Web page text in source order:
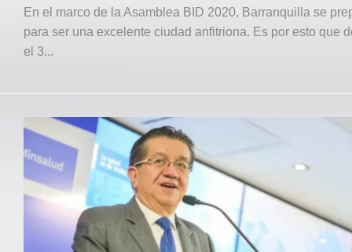
En el marco de la Asamblea BID 2020, Barranquilla se
para ser una excelente ciudad anfitriona. Es por esto que
el 3...